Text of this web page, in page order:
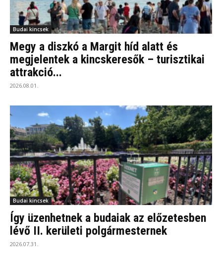
Budai kincsek
Megy a diszkó a Margit híd alatt és
megjelentek a kincskeresők – turisztikai
attrakció...
2026.08.01.
Budai kincsek
Így üzenhetnek a budaiak az előzetesben
lévő II. kerületi polgármesternek
2026.07.31.